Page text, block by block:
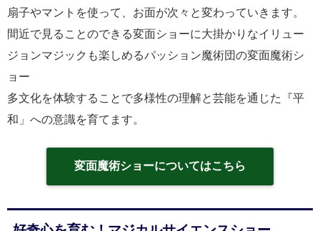
扇子やマントを使って、お面が次々と変わっていきます。
間近で見ることのできる変面ショーに大掛かりなイリュー
ジョンマジックも楽しめるパッション魔術団の変面魔術シ
ョー
多文化を体験することで多様性の理解と芸能を通じた『平
和」への意識を育てます。
変面魔術ショーについてはこちら